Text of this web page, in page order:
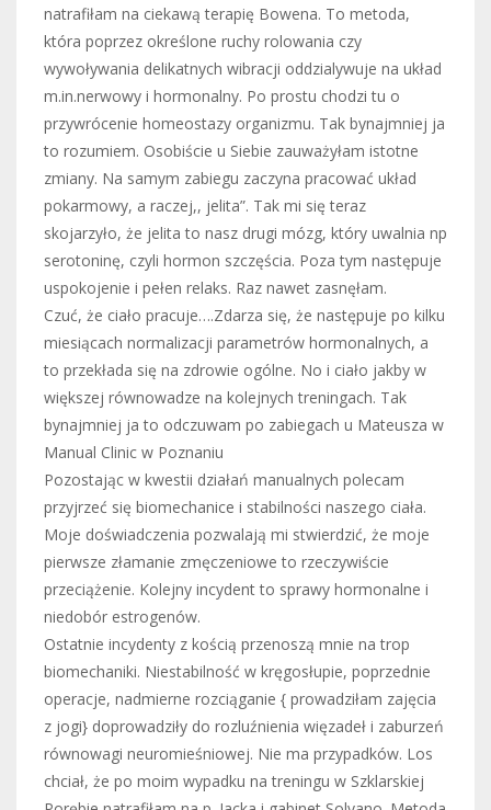
natrafiłam na ciekawą terapię Bowena. To metoda,
która poprzez określone ruchy rolowania czy
wywoływania delikatnych wibracji oddzialywuje na układ
m.in.nerwowy i hormonalny. Po prostu chodzi tu o
przywrócenie homeostazy organizmu. Tak bynajmniej ja
to rozumiem. Osobiście u Siebie zauważyłam istotne
zmiany. Na samym zabiegu zaczyna pracować układ
pokarmowy, a raczej,, jelita”. Tak mi się teraz
skojarzyło, że jelita to nasz drugi mózg, który uwalnia np
serotoninę, czyli hormon szczęścia. Poza tym następuje
uspokojenie i pełen relaks. Raz nawet zasnęłam.
Czuć, że ciało pracuje….Zdarza się, że następuje po kilku
miesiącach normalizacji parametrów hormonalnych, a
to przekłada się na zdrowie ogólne. No i ciało jakby w
większej równowadze na kolejnych treningach. Tak
bynajmniej ja to odczuwam po zabiegach u Mateusza w
Manual Clinic w Poznaniu
Pozostając w kwestii działań manualnych polecam
przyjrzeć się biomechanice i stabilności naszego ciała.
Moje doświadczenia pozwalają mi stwierdzić, że moje
pierwsze złamanie zmęczeniowe to rzeczywiście
przeciążenie. Kolejny incydent to sprawy hormonalne i
niedobór estrogenów.
Ostatnie incydenty z kością przenoszą mnie na trop
biomechaniki. Niestabilność w kręgosłupie, poprzednie
operacje, nadmierne rozciąganie { prowadziłam zajęcia
z jogi} doprowadziły do rozluźnienia więzadeł i zaburzeń
równowagi neuromieśniowej. Nie ma przypadków. Los
chciał, że po moim wypadku na treningu w Szklarskiej